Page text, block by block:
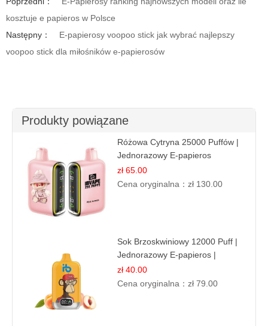
kosztuje e papieros w Polsce
Następny：
E-papierosy voopoo stick jak wybrać najlepszy
voopoo stick dla miłośników e-papierosów
Produkty powiązane
Różowa Cytryna 25000 Puffów |
Jednorazowy E-papieros
zł 65.00
Cena oryginalna：zł 130.00
Sok Brzoskwiniowy 12000 Puff |
Jednorazowy E-papieros |
Owocowy Smak
zł 40.00
Cena oryginalna：zł 79.00